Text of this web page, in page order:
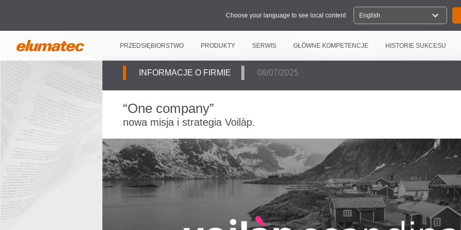
Choose your language to see local content English expand_more
PRZEDSIĘBIORSTWO PRODUKTY SERWIS GŁÓWNE KOMPETENCJE HISTORIE SUKCESU
INFORMACJE O FIRMIE 08/07/2025
“One company”
nowa misja i strategia Voilàp.